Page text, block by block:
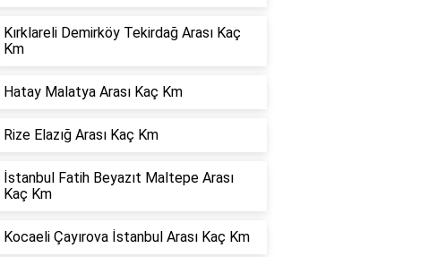
Kırklareli Demirköy Tekirdağ Arası Kaç
Km
Hatay Malatya Arası Kaç Km
Rize Elazığ Arası Kaç Km
İstanbul Fatih Beyazıt Maltepe Arası
Kaç Km
Kocaeli Çayırova İstanbul Arası Kaç Km